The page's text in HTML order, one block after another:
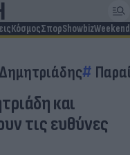
ΚόσμοςΣπορShowbizWeekend
και
τις ευθύνες